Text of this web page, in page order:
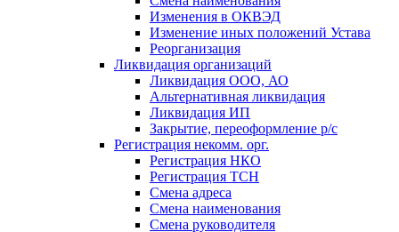
Изменения в ОКВЭД
Изменение иных положений Устава
Реорганизация
Ликвидация организаций
Ликвидация ООО, АО
Альтернативная ликвидация
Ликвидация ИП
Закрытие, переоформление р/с
Регистрация некомм. орг.
Регистрация НКО
Регистрация ТСН
Смена адреса
Смена наименования
Смена руководителя